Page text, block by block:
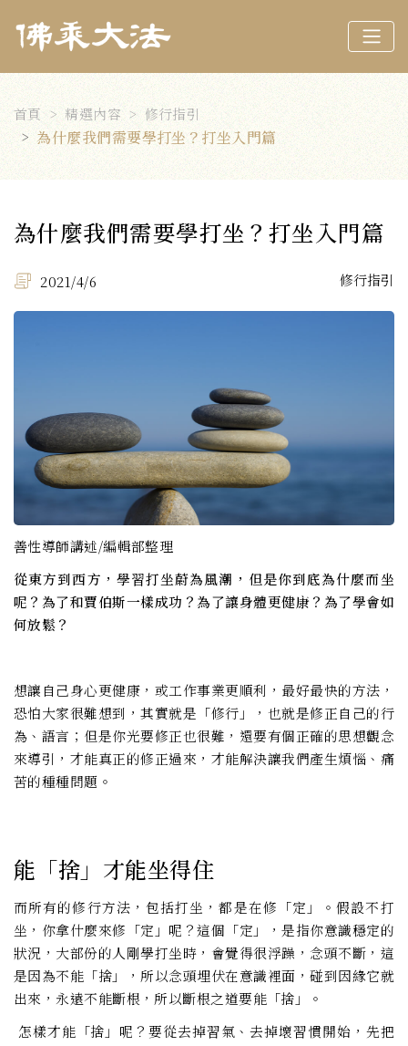
首頁 精選內容 修行指引
為什麼我們需要學打坐？打坐入門篇
為什麼我們需要學打坐？打坐入門篇
2021/4/6 修行指引
善性導師講述/編輯部整理
從東方到西方，學習打坐蔚為風潮，但是你到底為什麼而坐
呢？為了和賈伯斯一樣成功？為了讓身體更健康？為了學會如
何放鬆？
想讓自己身心更健康，或工作事業更順利，最好最快的方法，
恐怕大家很難想到，其實就是「修行」，也就是修正自己的行
為、語言；但是你光要修正也很難，還要有個正確的思想觀念
來導引，才能真正的修正過來，才能解決讓我們產生煩惱、痛
苦的種種問題。
能「捨」才能坐得住
而所有的修行方法，包括打坐，都是在修「定」。假設不打
坐，你拿什麼來修「定」呢？這個「定」，是指你意識穩定的
狀況，大部份的人剛學打坐時，會覺得很浮躁，念頭不斷，這
是因為不能「捨」，所以念頭埋伏在意識裡面，碰到因緣它就
出來，永遠不能斷根，所以斷根之道要能「捨」。
怎樣才能「捨」呢？要從去掉習氣、去掉壞習慣開始，先把